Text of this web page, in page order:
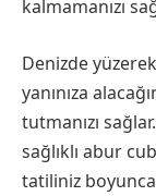
kalmamanızı
Denizde
yanınıza
tutmanızı
sağlıklı abur
tatiliniz